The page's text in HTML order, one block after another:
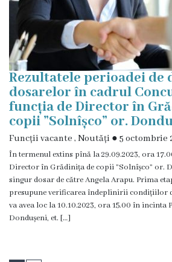
Rezultatele perioadei de
dosarelor în cadrul
funcția de Director în
copii ”Solnîșco” or.
Funcții vacante , Noutăți ● 5 octombrie
În termenul extins pînă la 29.09.2023, ora
Director în Grădinița de copii ”Solnîșco” or.
singur dosar de către Angela Arapu. Prima
presupune verificarea îndeplinirii condițiilor
va avea loc la 10.10.2023, ora 15.00 în
Dondușeni, et. […]